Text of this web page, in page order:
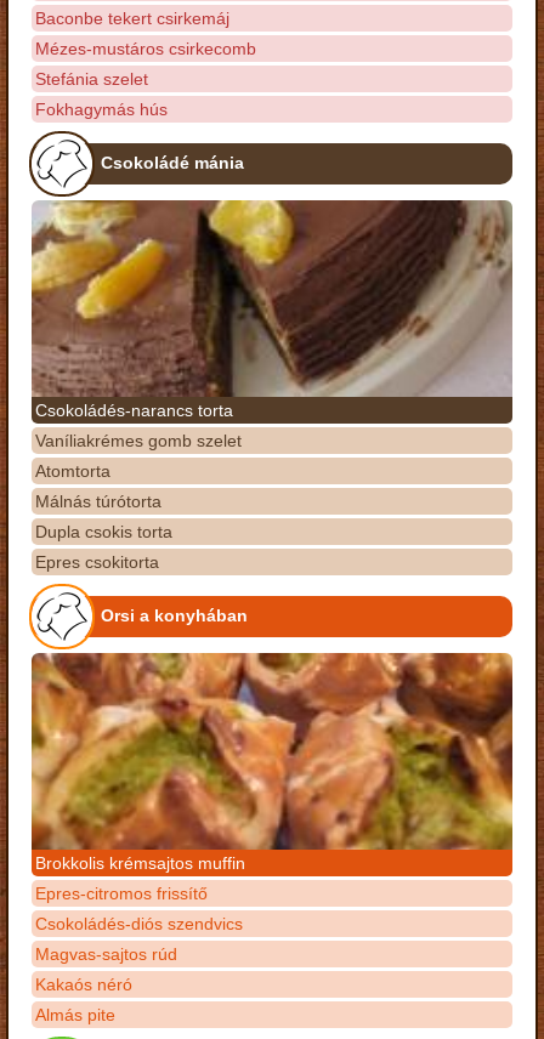
Baconbe tekert csirkemáj
Mézes-mustáros csirkecomb
Stefánia szelet
Fokhagymás hús
Csokoládé mánia
Csokoládés-narancs torta
Vaníliakrémes gomb szelet
Atomtorta
Málnás túrótorta
Dupla csokis torta
Epres csokitorta
Orsi a konyhában
Brokkolis krémsajtos muffin
Epres-citromos frissítő
Csokoládés-diós szendvics
Magvas-sajtos rúd
Kakaós néró
Almás pite